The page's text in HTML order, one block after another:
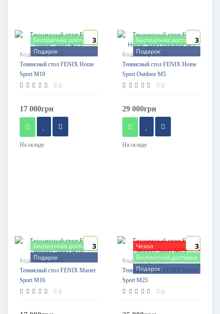
Бесплатная доставка
Подарок
3
Код товара:84
Теннисный стол FENIX Home
Sport M19
0
17 000грн
На складе
Бесплатная доставка
Подарок
3
Код товара:510
Теннисный стол FENIX Home
Sport Outdoor M5
0
29 000грн
На складе
Бесплатная доставка
Подарок
3
Код товара:85
Теннисный стол FENIX Master
Sport M16
0
Чехол
Бесплатная доставка
Подарок
3
Код товара:73
Теннисный стол FENIX Master
Sport M25
0